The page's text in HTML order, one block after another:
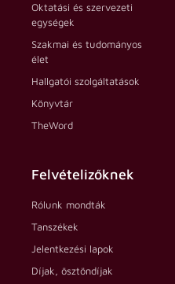
Oktatási és szervezeti
egységek
Szakmai és tudományos
élet
Hallgatói szolgáltatások
Könyvtár
TheWord
Felvételizőknek
Rólunk mondták
Tanszékek
Jelentkezési lapok
Díjak, ösztöndíjak